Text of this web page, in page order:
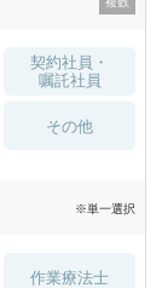
契約社員・
嘱託社員
その他
※単一選択
作業療法士